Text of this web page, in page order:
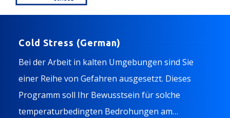
Cold Stress (German)
Bei der Arbeit in kalten Umgebungen sind Sie
einer Reihe von Gefahren ausgesetzt. Dieses
Programm soll Ihr Bewusstsein für solche
temperaturbedingten Bedrohungen am